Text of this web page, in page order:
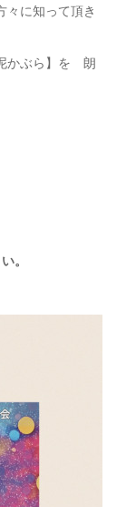
に知って頂き
かぶら】を 朗
。